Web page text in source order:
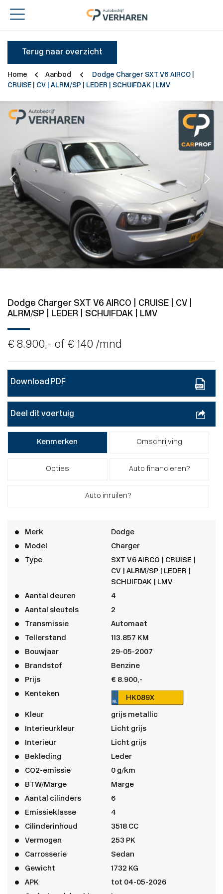
Terug naar overzicht
Home Aanbod
Dodge Charger SXT V6 AIRCO |
CRUISE | CV | ALRM/SP | LEDER | SCHUIFDAK | LMV
Dodge Charger SXT V6 AIRCO | CRUISE | CV |
ALRM/SP | LEDER | SCHUIFDAK | LMV
€ 8.900,- of € 140 /mnd
Download PDF
Deel dit voertuig
Kenmerken Omschrijving
Opties Auto financieren?
Auto inruilen?
Merk
Dodge
Model
Charger
Type
SXT V6 AIRCO | CRUISE |
CV | ALRM/SP | LEDER |
SCHUIFDAK | LMV
Aantal deuren
4
Aantal sleutels
2
Transmissie
Automaat
Tellerstand
113.857 KM
Bouwjaar
29-05-2007
Brandstof
Benzine
Prijs
€ 8.900,-
Kenteken
HK089X
Kleur
grijs metallic
Interieurkleur
Licht grijs
Interieur
Licht grijs
Bekleding
Leder
CO2-emissie
0 g/km
BTW/Marge
Marge
Aantal cilinders
6
Emissieklasse
4
Cilinderinhoud
3518 CC
Vermogen
253 PK
Carrosserie
Sedan
Gewicht
1732 KG
APK
tot 04-05-2026